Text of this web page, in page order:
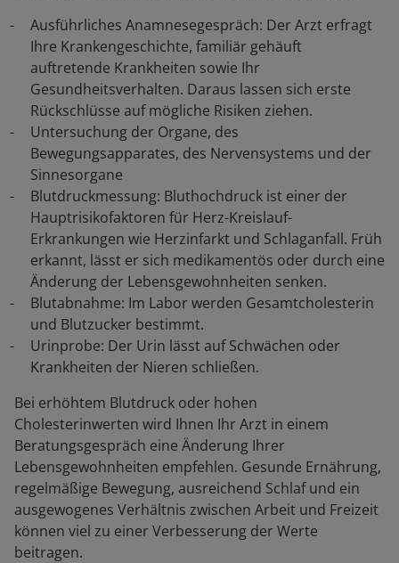
Ausführliches Anamnesegespräch: Der Arzt erfragt
Ihre Krankengeschichte, familiär gehäuft
auftretende Krankheiten sowie Ihr
Gesundheitsverhalten. Daraus lassen sich erste
Rückschlüsse auf mögliche Risiken ziehen.
Untersuchung der Organe, des
Bewegungsapparates, des Nervensystems und der
Sinnesorgane
Blutdruckmessung: Bluthochdruck ist einer der
Hauptrisikofaktoren für Herz-Kreislauf-
Erkrankungen wie Herzinfarkt und Schlaganfall. Früh
erkannt, lässt er sich medikamentös oder durch eine
Änderung der Lebensgewohnheiten senken.
Blutabnahme: Im Labor werden Gesamtcholesterin
und Blutzucker bestimmt.
Urinprobe: Der Urin lässt auf Schwächen oder
Krankheiten der Nieren schließen.
Bei erhöhtem Blutdruck oder hohen
Cholesterinwerten wird Ihnen Ihr Arzt in einem
Beratungsgespräch eine Änderung Ihrer
Lebensgewohnheiten empfehlen. Gesunde Ernährung,
regelmäßige Bewegung, ausreichend Schlaf und ein
ausgewogenes Verhältnis zwischen Arbeit und Freizeit
können viel zu einer Verbesserung der Werte
beitragen.